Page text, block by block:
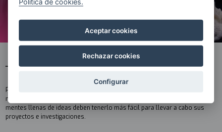
Por qué lo hacemos
Porque las mentes creativas mueven el mundo y lo convierten en un lugar
mejor: más innovador y también más humano y bello. Así que, esas
mentes llenas de ideas deben tenerlo más fácil para llevar a cabo sus
proyectos e investigaciones.
Aceptar cookies
Rechazar cookies
Configurar